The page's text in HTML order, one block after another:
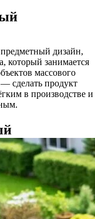
дизайн,
который занимается
массового
сделать продукт
в производстве и